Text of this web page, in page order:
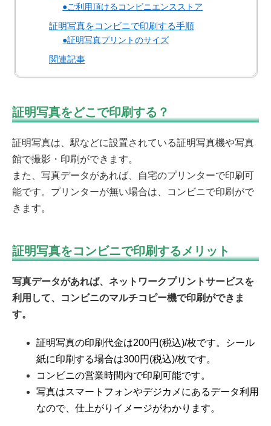
●ご利用頂けるコンビニエンスストア
証明写真をコンビニで印刷する手順
●証明写真プリントのサイズ
関連記事
証明写真をどこで印刷する？
証明写真は、駅などに設置されている証明写真機や写真
館で撮影・印刷ができます。
また、写真データがあれば、自宅のプリンターで印刷可
能です。プリンターが無い場合は、コンビニで印刷がで
きます。
証明写真をコンビニで印刷するメリット
写真データがあれば、ネットワークプリントサービスを
利用して、コンビニのマルチコピー機で印刷ができま
す。
証明写真の印刷代金は200円(税込)/枚です。シール
紙に印刷する場合は300円(税込)/枚です。
コンビニの営業時間内で印刷可能です。
写真はスマートフォンやデジカメにあるデータ利用
なので、仕上がりイメージがわかります。